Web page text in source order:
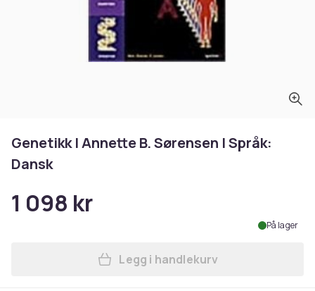
Genetikk | Annette B. Sørensen | Språk:
Dansk
1 098 kr
På lager
Legg Genetikk | Annette B.
Legg i handlekurv